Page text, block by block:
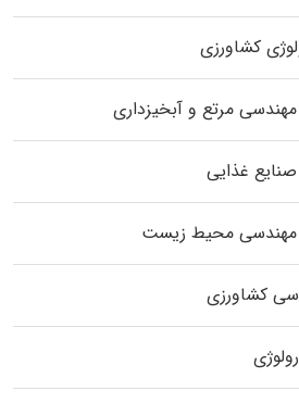
کشاورزی
مرتع و آبخیزداری
غذایی
مهندسی محیط زیست
کشاورزی